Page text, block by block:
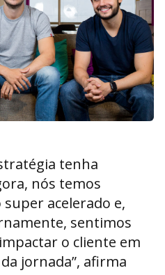
tenha
nós temos
acelerado e,
sentimos
o cliente em
jornada”, afirma